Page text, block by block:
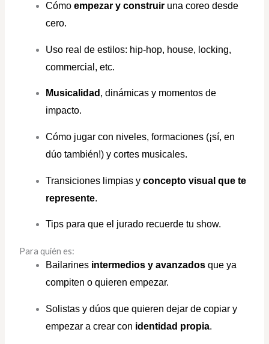
Cómoempezar y construir una coreo desde
cero.
Uso real de estilos: hip-hop, house, locking,
commercial, etc.
Musicalidad , dinámicas y momentos de
impacto.
Cómo jugar con niveles, formaciones (¡sí, en
dúo también!) y cortes musicales.
Transiciones limpias yconcepto visual que te
represente.
Tips para que el jurado recuerde tu show.
Para quién es:
Bailarines intermedios y avanzados que ya
compiten o quieren empezar.
Solistas y dúos que quieren dejar de copiar y
empezar a crear con identidad propia.